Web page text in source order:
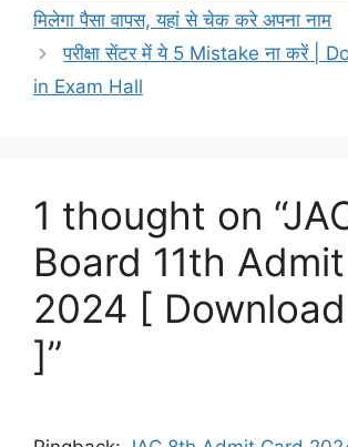
मिलेगा पैसा वापस, यहां से चेक करे अपना नाम
परीक्षा सेंटर में ये 5 Mistake ना करें |
in Exam Hall
1 thought on
Board 11th
2024 [
]”